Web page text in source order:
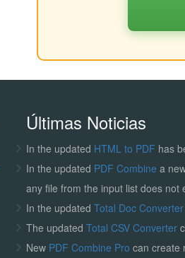
Últimas Noticias
In the updated HTML to PDF has
In the updated PDF Combine a
any file from the input list does not
In the updated Total Doc Converter
The updated Total CSV Converter
New PDF Combine Pro can create